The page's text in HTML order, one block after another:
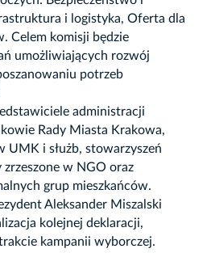
i logistyka, Oferta dla
Celem komisji będzie
umożliwiających rozwój
potrzeb
administracji
Rady Miasta Krakowa,
UMK i służb, stowarzyszeń
w NGO oraz
grup mieszkańców.
Aleksander Miszalski
kolejnej deklaracji,
kampanii wyborczej.